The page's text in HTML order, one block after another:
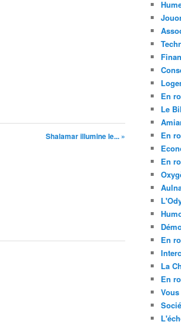
Shalamar illumine le... »
En
Le
En
En
En
La
En